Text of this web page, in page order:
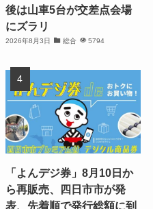
後は山車5台が交差点会場
にズラリ
2026年8月3日 総合 5794
「よんデジ券」8月10日か
ら再販売、四日市市が発
表、先着順で発行総額に到